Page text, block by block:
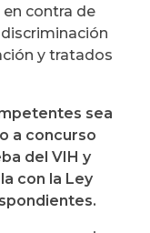
contra de
y tratados
sea
a concurso
del VIH y
con la Ley